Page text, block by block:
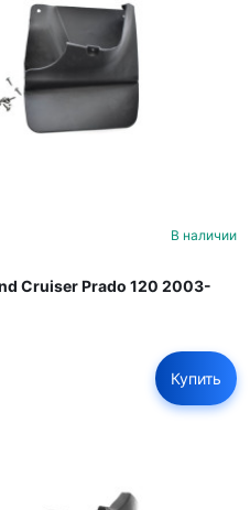
В наличии
Cruiser Prado 120 2003-
Купить